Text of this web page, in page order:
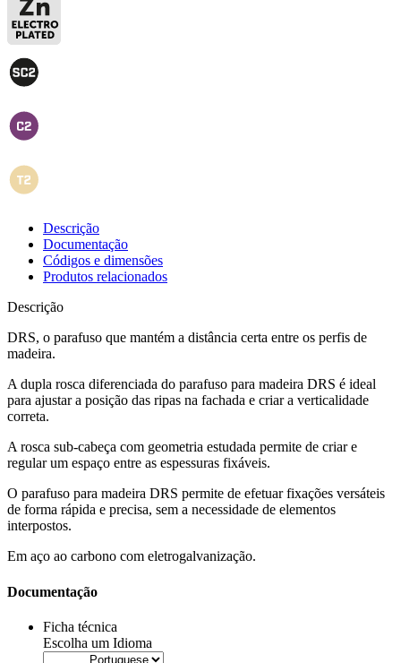
Descrição
Documentação
Códigos e dimensões
Produtos relacionados
Descrição
DRS, o parafuso que mantém a distância certa entre os perfis de
madeira.
A dupla rosca diferenciada do parafuso para madeira DRS é ideal
para ajustar a posição das ripas na fachada e criar a verticalidade
correta.
A rosca sub-cabeça com geometria estudada permite de criar e
regular um espaço entre as espessuras fixáveis.
O parafuso para madeira DRS permite de efetuar fixações versáteis
de forma rápida e precisa, sem a necessidade de elementos
interpostos.
Em aço ao carbono com eletrogalvanização.
Documentação
Ficha técnica
Escolha um Idioma